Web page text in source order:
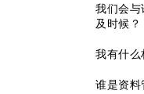
我们会
及时候？
我有什么
谁是资料